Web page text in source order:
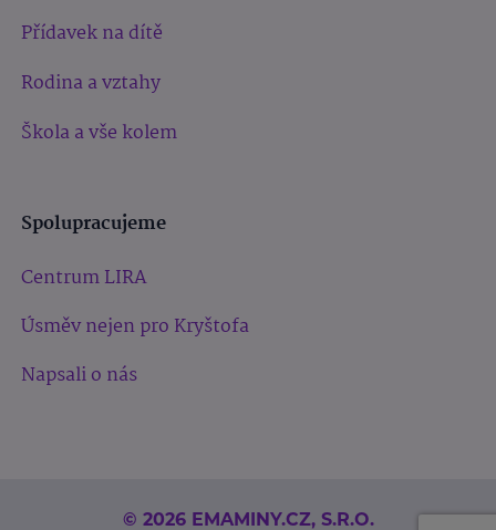
Přídavek na dítě
Rodina a vztahy
Škola a vše kolem
Spolupracujeme
Centrum LIRA
Úsměv nejen pro Kryštofa
Napsali o nás
© 2026 EMAMINY.CZ, S.R.O.